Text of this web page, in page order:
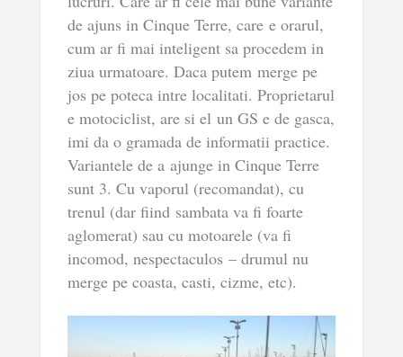
de ajuns in Cinque Terre, care e orarul,
cum ar fi mai inteligent sa procedem in
ziua urmatoare. Daca putem merge pe
jos pe poteca intre localitati. Proprietarul
e motociclist, are si el un GS e de gasca,
imi da o gramada de informatii practice.
Variantele de a ajunge in Cinque Terre
sunt 3. Cu vaporul (recomandat), cu
trenul (dar fiind sambata va fi foarte
aglomerat) sau cu motoarele (va fi
incomod, nespectaculos – drumul nu
merge pe coasta, casti, cizme, etc).